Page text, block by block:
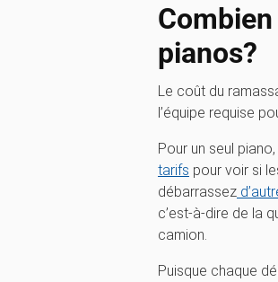
pianos?
Le coût du
l’équipe requise
Pour un seul
tarifs pour voir si
débarrassez
c’est-à-dire de la
camion.
Puisque chaque